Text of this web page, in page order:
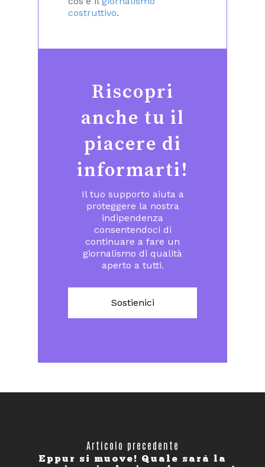
costruttivo.
Riscopri
anche tu il
piacere di
informarti!
Il tuo supporto aiuta a
proteggere la nostra
indipendenza
consentendoci di
continuare a fare un
giornalismo di qualità
aperto a tutti.
Sostienici
Articolo precedente
Eppur si muove! Quale sarà la